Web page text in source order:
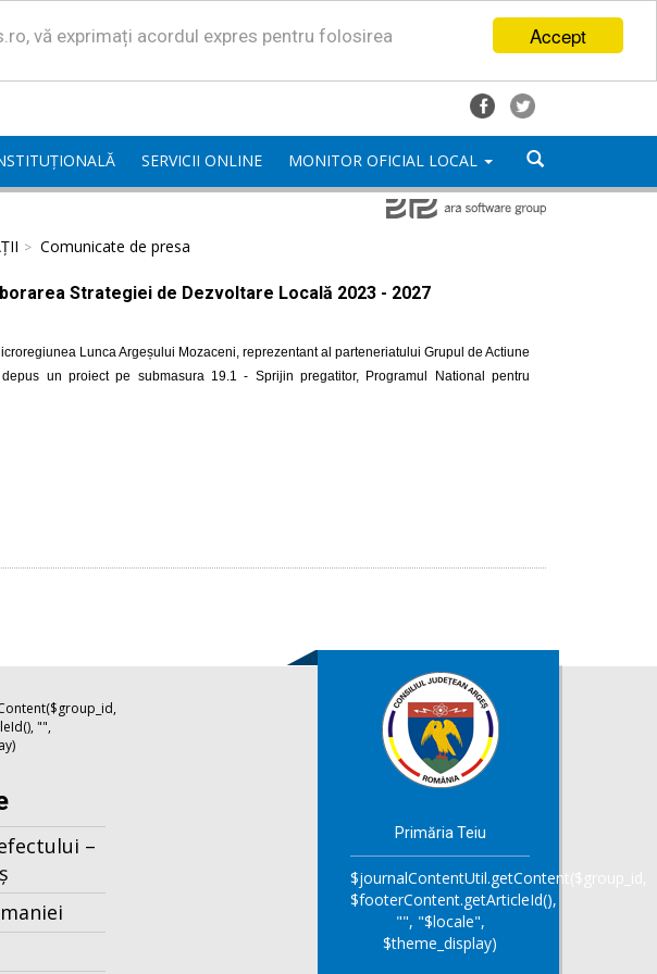
Accept
vă exprimați acordul expres pentru folosirea
SERVICII ONLINE MONITOR OFICIAL LOCAL
Comunicate de presa
Strategiei de Dezvoltare Locală 2023 - 2027
Lunca Argeșului Mozaceni, reprezentant al parteneriatului Grupul de Actiune
un proiect pe submasura 19.1 - Sprijin pregatitor, Programul National pentru
"",
–
Primăria Teiu
$journalContentUtil.getContent($group_id,
$footerContent.getArticleId(),
"", "$locale",
$theme_display)